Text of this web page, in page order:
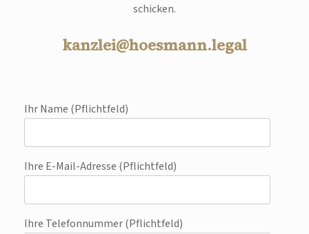
schicken.
kanzlei@hoesmann.legal
Ihr Name (Pflichtfeld)
Ihre E-Mail-Adresse (Pflichtfeld)
Ihre Telefonnummer (Pflichtfeld)